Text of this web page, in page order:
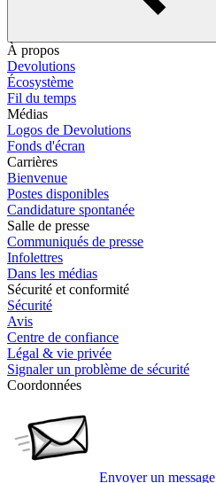
À propos
Devolutions
Écosystème
Fil du temps
Médias
Logos de Devolutions
Fonds d'écran
Carrières
Bienvenue
Postes disponibles
Candidature spontanée
Salle de presse
Communiqués de presse
Infolettres
Dans les médias
Sécurité et conformité
Sécurité
Avis
Centre de confiance
Légal & vie privée
Signaler un problème de sécurité
Coordonnées
Envoyer un message